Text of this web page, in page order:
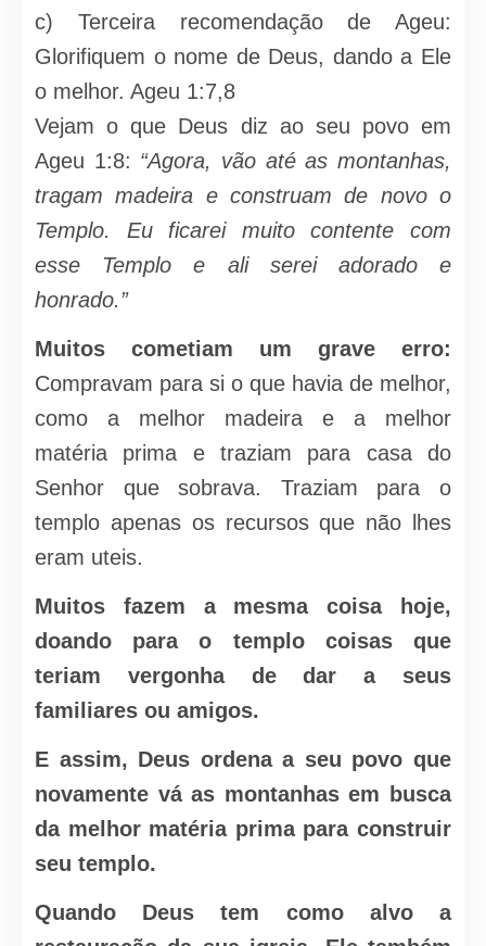
c) Terceira recomendação de Ageu:
Glorifiquem o nome de Deus, dando a Ele
o melhor. Ageu 1:7,8
Vejam o que Deus diz ao seu povo em
Ageu 1:8: “Agora, vão até as montanhas,
tragam madeira e construam de novo o
Templo. Eu ficarei muito contente com
esse Templo e ali serei adorado e
honrado.”
Muitos cometiam um grave erro:
Compravam para si o que havia de melhor,
como a melhor madeira e a melhor
matéria prima e traziam para casa do
Senhor que sobrava. Traziam para o
templo apenas os recursos que não lhes
eram uteis.
Muitos fazem a mesma coisa hoje,
doando para o templo coisas que
teriam vergonha de dar a seus
familiares ou amigos.
E assim, Deus ordena a seu povo que
novamente vá as montanhas em busca
da melhor matéria prima para construir
seu templo.
Quando Deus tem como alvo a